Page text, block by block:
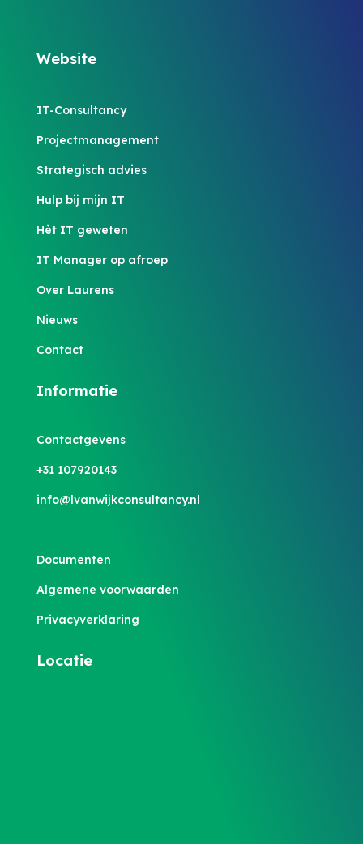
Website
IT-Consultancy
Projectmanagement
Strategisch advies
Hulp bij mijn IT
Hèt IT geweten
IT Manager op afroep
Over Laurens
Nieuws
Contact
Informatie
Contactgevens
+31 107920143
info@lvanwijkconsultancy.nl
Documenten
Algemene voorwaarden
Privacyverklaring
Locatie